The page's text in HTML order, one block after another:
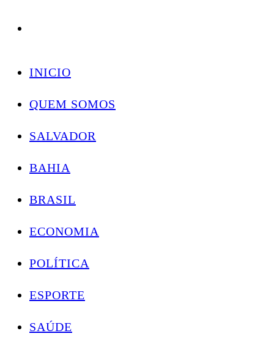
Skip
INICIO
QUEM SOMOS
SALVADOR
BAHIA
BRASIL
ECONOMIA
POLÍTICA
ESPORTE
SAÚDE